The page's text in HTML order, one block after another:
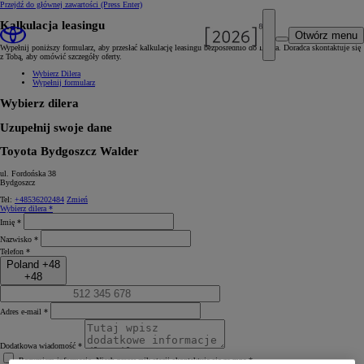
Przejdź do głównej zawartości (Press Enter)
Otwórz menu
Kalkulacja leasingu
Wypełnij poniższy formularz, aby przesłać kalkulację leasingu bezpośrednio do Dilera. Doradca skontaktuje się
z Tobą, aby omówić szczegóły oferty.
Wybierz Dilera
Wypełnij formularz
Wybierz dilera
Uzupełnij swoje dane
Toyota Bydgoszcz Walder
ul. Fordońska 38
Bydgoszcz
Tel: +48536202484 Zmień
Wybierz dilera *
Imię *
Nazwisko *
Telefon *
Poland +48
+48
Adres e‑mail *
Dodatkowa wiadomość *
Rozumiem informację. Niech pracownik stacji skontaktuje się ze mną.*